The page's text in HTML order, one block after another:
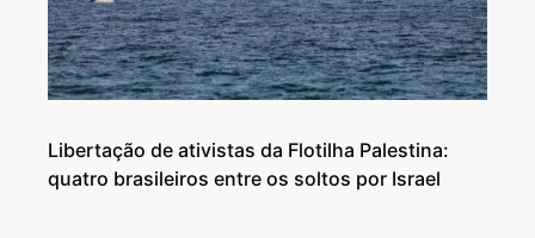
Libertação de ativistas da Flotilha Palestina:
quatro brasileiros entre os soltos por Israel